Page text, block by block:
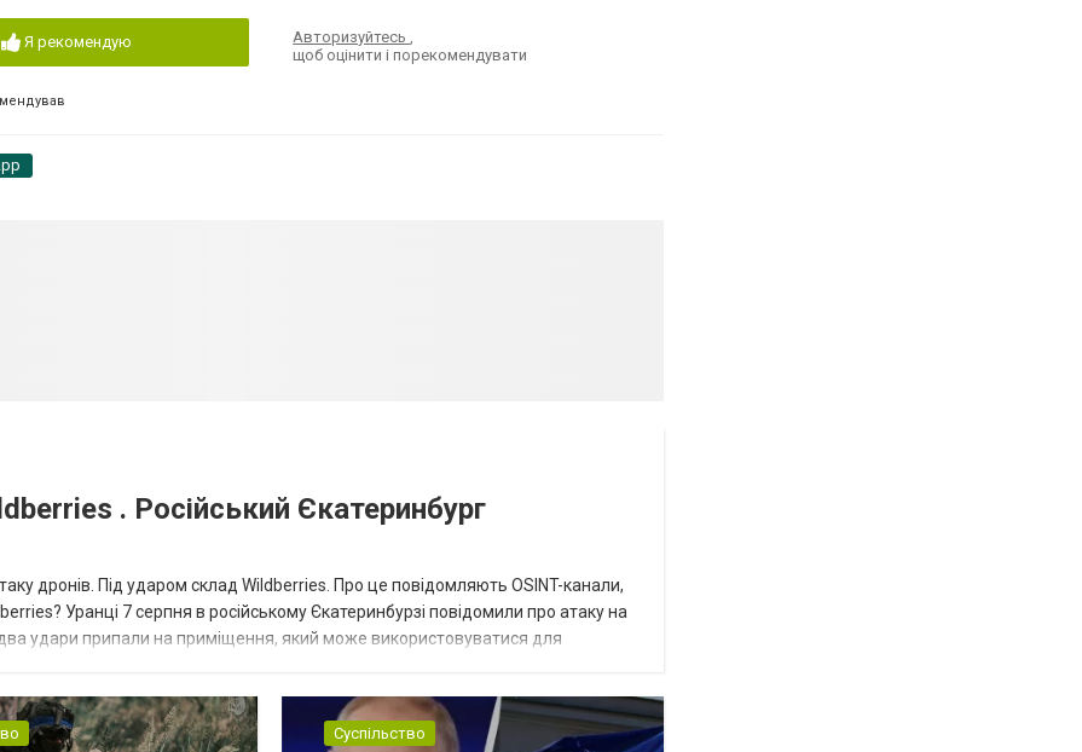
Я рекомендую Авторизуйтесь
щоб оцінити і порекомендувати
. Російський Єкатеринбург
дронів. Під ударом склад Wildberries. Про це повідомляють OSINT-канали,
Уранці 7 серпня в російському Єкатеринбурзі повідомили про атаку на
удари припали на приміщення, який може використовуватися для
Суспільство